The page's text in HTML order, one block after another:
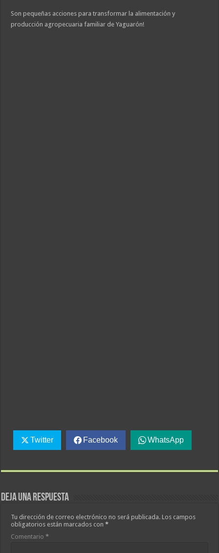
Son pequeñas acciones para transformar la alimentación y
producción agropecuaria familiar de Yaguarón!
Twitter Facebook WhatsApp
Deja una respuesta
Tu dirección de correo electrónico no será publicada. Los campos
obligatorios están marcados con*
Comentario*